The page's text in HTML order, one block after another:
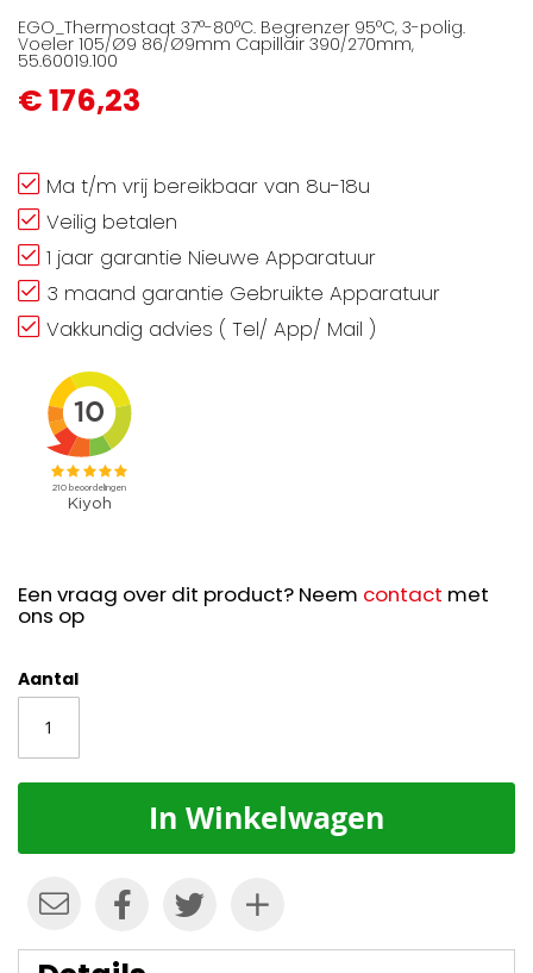
EGO_Thermostaat 37°-80°C. Begrenzer 95°C, 3-polig.
Voeler 105/Ø9 86/Ø9mm Capillair 390/270mm,
55.60019.100
€ 176,23
Ma t/m vrij bereikbaar van 8u-18u
Veilig betalen
1 jaar garantie Nieuwe Apparatuur
3 maand garantie Gebruikte Apparatuur
Vakkundig advies ( Tel/ App/ Mail )
Een vraag over dit product? Neem contact met
ons op
Aantal
In Winkelwagen